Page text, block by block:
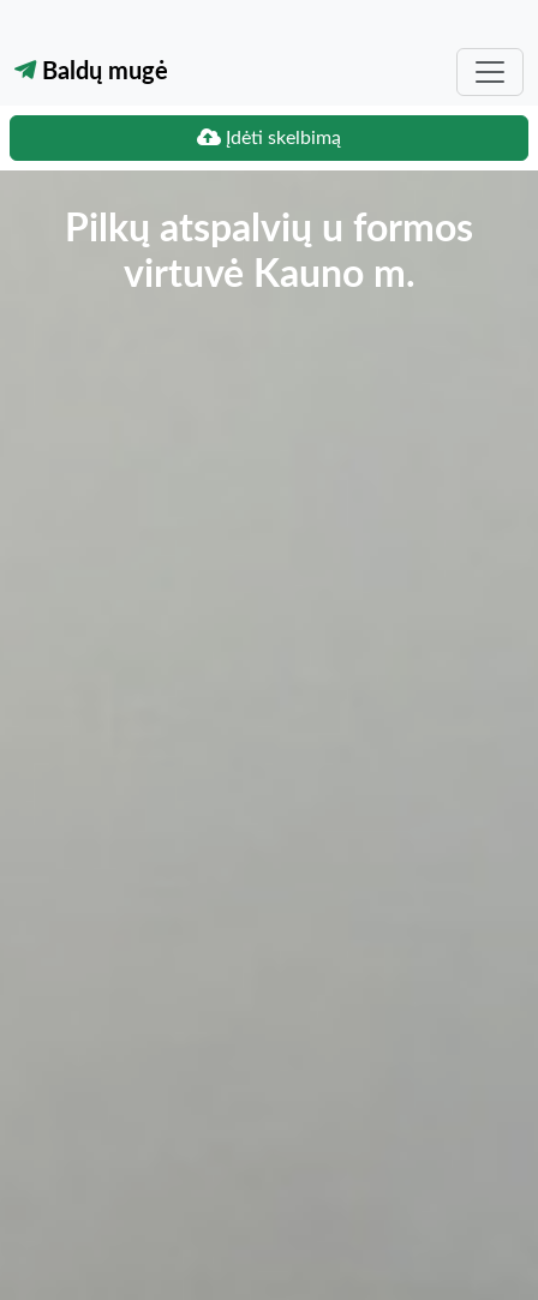
Baldų mugė
Įdėti skelbimą
Pilkų atspalvių u formos
virtuvė Kauno m.